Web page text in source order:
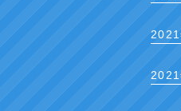
2021
2021